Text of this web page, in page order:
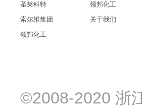
圣莱科特
索尔维集团
领邦化工
领邦化工
关于我们
©2008-2020 浙